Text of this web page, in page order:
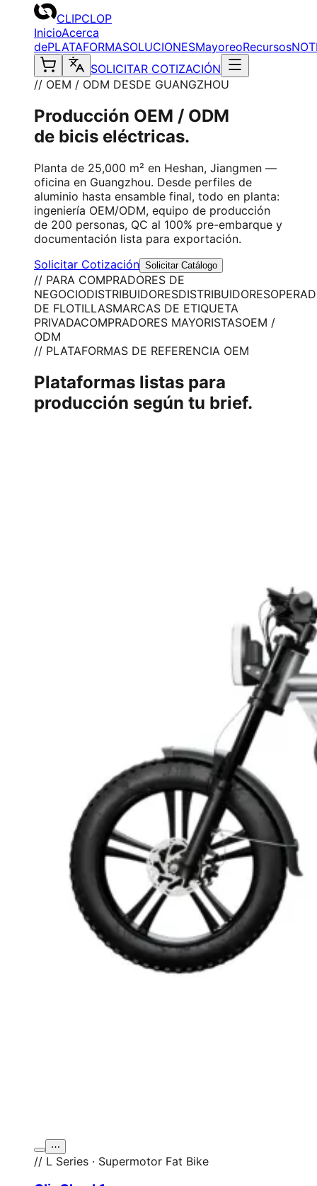
CLIPCLOP
InicioAcerca
dePLATAFORMASOLUCIONESMayoreoRecursos
SOLICITAR COTIZACIÓN
// OEM / ODM DESDE GUANGZHOU
Producción OEM / ODM
de bicis eléctricas.
Planta de 25,000 m² en Heshan, Jiangmen —
oficina en Guangzhou. Desde perfiles de
aluminio hasta ensamble final, todo en planta:
ingeniería OEM/ODM, equipo de producción
de 200 personas, QC al 100% pre-embarque y
documentación lista para exportación.
Solicitar Cotización Solicitar Catálogo
// PARA COMPRADORES DE
NEGOCIODISTRIBUIDORESDISTRIBUIDORES
DE FLOTILLASMARCAS DE ETIQUETA
PRIVADACOMPRADORES MAYORISTASOEM /
ODM
// PLATAFORMAS DE REFERENCIA OEM
Plataformas listas para
producción según tu brief.
⋯
// L Series · Supermotor Fat Bike